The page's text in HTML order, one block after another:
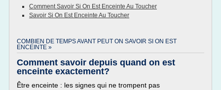
Comment Savoir Si On Est Enceinte Au Toucher
Savoir Si On Est Enceinte Au Toucher
COMBIEN DE TEMPS AVANT PEUT ON SAVOIR SI ON EST
ENCEINTE »
Comment savoir depuis quand on est
enceinte exactement?
Être enceinte : les signes qui ne trompent pas